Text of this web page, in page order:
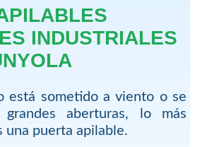
INDUSTRIALES
está sometido a viento o se
aberturas, lo más
una puerta apilable.